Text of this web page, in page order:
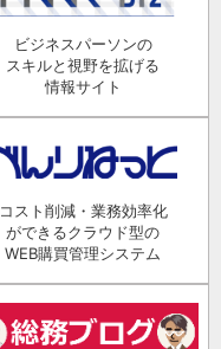
ビジネスパーソンの
スキルと視野を拡げる
情報サイト
コスト削減・業務効率化
ができるクラウド型の
WEB購買管理システム